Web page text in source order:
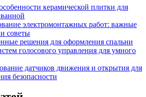
керамической плитки для
электромонтажных работ: важные
советы
решения для оформления спальни
голосового управления для умного
датчиков движения и открытия для
безопасности